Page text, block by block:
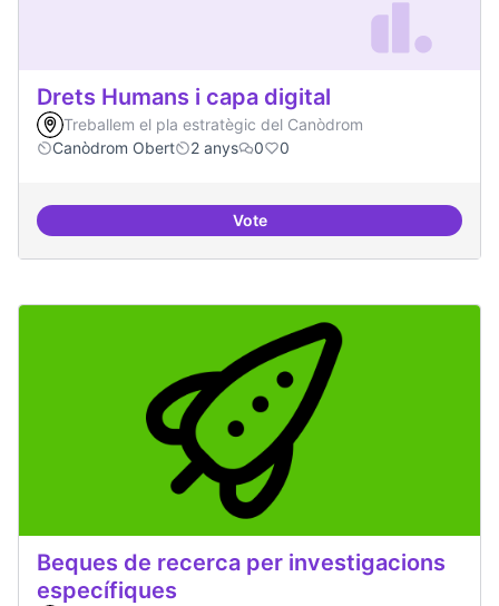
Drets Humans i capa digital
Treballem el pla estratègic del Canòdrom
Canòdrom Obert
2 anys 0 0
VoteDrets Humans i capa digital
Beques de recerca per investigacions
específiques